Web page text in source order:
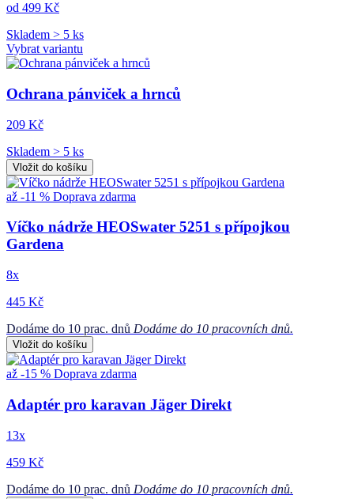
od 499 Kč
Skladem > 5 ks
Vybrat variantu
Ochrana pánviček a hrnců
209 Kč
Skladem > 5 ks
Vložit do košíku
až -11 % Doprava zdarma
Víčko nádrže HEOSwater 5251 s přípojkou
Gardena
8x
445 Kč
Dodáme do 10 prac. dnů Dodáme do 10 pracovních dnů.
Vložit do košíku
až -15 % Doprava zdarma
Adaptér pro karavan Jäger Direkt
13x
459 Kč
Dodáme do 10 prac. dnů Dodáme do 10 pracovních dnů.